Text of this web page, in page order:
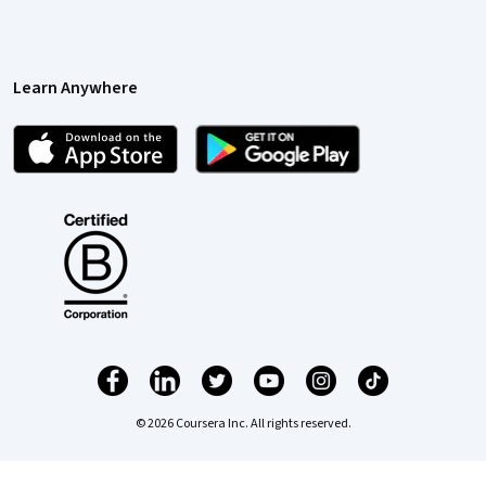
Learn Anywhere
© 2026 Coursera Inc. All rights reserved.